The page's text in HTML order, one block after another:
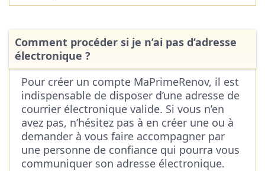
Comment procéder si je n’ai pas d’adresse
électronique ?
Pour créer un compte MaPrimeRenov, il est
indispensable de disposer d’une adresse de
courrier électronique valide. Si vous n’en
avez pas, n’hésitez pas à en créer une ou à
demander à vous faire accompagner par
une personne de confiance qui pourra vous
communiquer son adresse électronique.